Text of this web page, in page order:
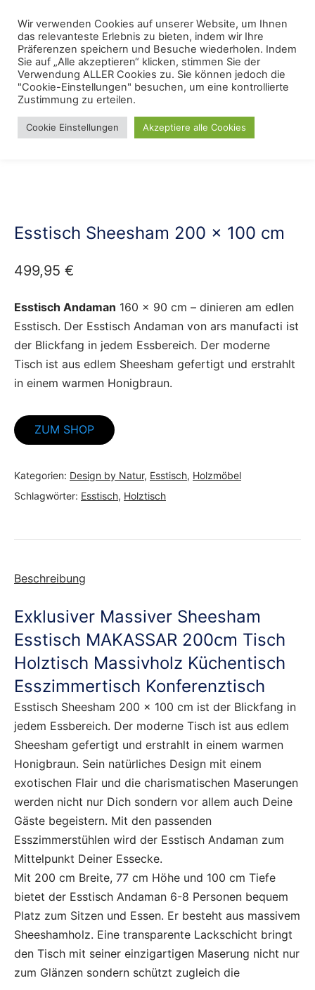
content
Menu
Start / Tische / Esstisch
Esstisch Sheesham 200 x 100 cm
499,95 €
Esstisch Andaman 160 x 90 cm – dinieren am edlen
Esstisch. Der Esstisch Andaman von ars manufacti ist
der Blickfang in jedem Essbereich. Der moderne
Tisch ist aus edlem Sheesham gefertigt und erstrahlt
in einem warmen Honigbraun.
ZUM SHOP
Kategorien: Design by Natur, Esstisch, Holzmöbel
Schlagwörter: Esstisch, Holztisch
Beschreibung
Exklusiver Massiver Sheesham
Esstisch MAKASSAR 200cm Tisch
Holztisch Massivholz Küchentisch
Esszimmertisch Konferenztisch
Esstisch Sheesham 200 x 100 cm ist der Blickfang in
jedem Essbereich. Der moderne Tisch ist aus edlem
Sheesham gefertigt und erstrahlt in einem warmen
Honigbraun. Sein natürliches Design mit einem
exotischen Flair und die charismatischen Maserungen
werden nicht nur Dich sondern vor allem auch Deine
Gäste begeistern. Mit den passenden
Esszimmerstühlen wird der Esstisch Andaman zum
Mittelpunkt Deiner Essecke.
Mit 200 cm Breite, 77 cm Höhe und 100 cm Tiefe
bietet der Esstisch Andaman 6-8 Personen bequem
Platz zum Sitzen und Essen. Er besteht aus massivem
Sheeshamholz. Eine transparente Lackschicht bringt
den Tisch mit seiner einzigartigen Maserung nicht nur
zum Glänzen sondern schützt zugleich die
Wir verwenden Cookies auf unserer Website, um Ihnen
das relevanteste Erlebnis zu bieten, indem wir Ihre
Präferenzen speichern und Besuche wiederholen. Indem
Sie auf „Alle akzeptieren“ klicken, stimmen Sie der
Verwendung ALLER Cookies zu. Sie können jedoch die
"Cookie-Einstellungen" besuchen, um eine kontrollierte
Zustimmung zu erteilen.
Cookie Einstellungen Akzeptiere alle Cookies